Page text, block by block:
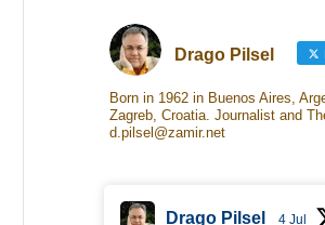
Drago Pilsel
Born in 1962 in Buenos Aires,
Zagreb, Croatia. Journalist and
d.pilsel@zamir.net
Drago Pilsel 4 Jul